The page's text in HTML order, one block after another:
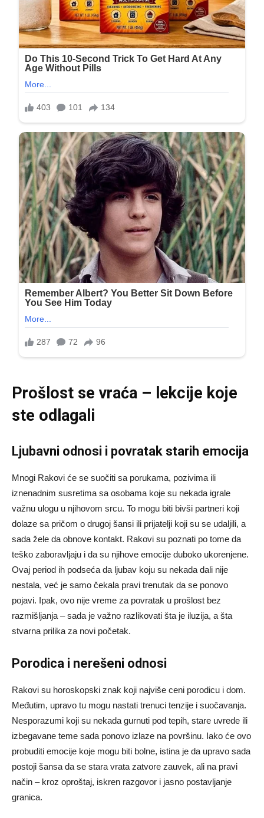
Prošlost se vraća – lekcije koje
ste odlagali
Ljubavni odnosi i povratak starih emocija
Mnogi Rakovi će se suočiti sa porukama, pozivima ili
iznenadnim susretima sa osobama koje su nekada igrale
važnu ulogu u njihovom srcu. To mogu biti bivši partneri koji
dolaze sa pričom o drugoj šansi ili prijatelji koji su se udaljili, a
sada žele da obnove kontakt. Rakovi su poznati po tome da
teško zaboravljaju i da su njihove emocije duboko ukorenjene.
Ovaj period ih podseća da ljubav koju su nekada dali nije
nestala, već je samo čekala pravi trenutak da se ponovo
pojavi. Ipak, ovo nije vreme za povratak u prošlost bez
razmišljanja – sada je važno razlikovati šta je iluzija, a šta
stvarna prilika za novi početak.
Porodica i nerešeni odnosi
Rakovi su horoskopski znak koji najviše ceni porodicu i dom.
Međutim, upravo tu mogu nastati trenuci tenzije i suočavanja.
Nesporazumi koji su nekada gurnuti pod tepih, stare uvrede ili
izbegavane teme sada ponovo izlaze na površinu. Iako će ovo
probuditi emocije koje mogu biti bolne, istina je da upravo sada
postoji šansa da se stara vrata zatvore zauvek, ali na pravi
način – kroz oproštaj, iskren razgovor i jasno postavljanje
granica.